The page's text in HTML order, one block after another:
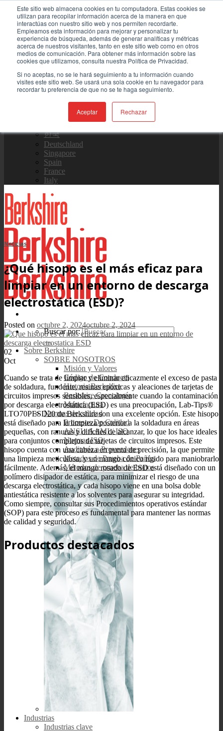
Este sitio web almacena cookies en tu computadora. Estas cookies se
utilizan para recopilar información acerca de la manera en que
interactúas con nuestro sitio web y nos permiten recordarte.
Empleamos esta información para mejorar y personalizar tu
experiencia de búsqueda, además de generar analíticas y métricas
acerca de nuestros visitantes, tanto en este sitio web como en otros
medios de comunicación. Para obtener más información sobre las
cookies que utilizamos, consulta nuestra Política de Privacidad.
Si no aceptas, no se le hará seguimiento a tu información cuando
visites este sitio web. Se usará una sola cookie en tu navegador para
recordar tu preferencia de que no se te haga seguimiento.
Aceptar Rechazar
Skip to content
Contáctenos
Equipo de Ventas
Global
한국
Deutschland
Singapore
Spain
France
Italy
Buscar por:
Sobre Berkshire
SOBRE NOSOTROS
Misión y Valores
Código de Conducta
Historia Berkshire
Berkshire Cronología
Manufactura
Normas de calidad
Procesos De Calidad
ANSI / AAMI / ISO
Normas ISO
Auditoría a Proveedores
Metodos de Prueba de Paños
Métodos de prueba de bonos
Industrias
Industrias clave
Noticias
¿Qué hisopo es el más eficaz para
limpiar en un entorno de descarga
electrostática (ESD)?
Posted on octubre 2, 2024octubre 2, 2024
02
Oct
Cuando se trata de limpiar y eliminar eficazmente el exceso de pasta
de soldadura, fundente, resinas epóxicas y aleaciones de tarjetas de
circuitos impresos sensibles, especialmente cuando la contaminación
por descarga electrostática (ESD) es una preocupación, Lab-Tips®
LTO70PESD20 de Berkshire son una excelente opción. Este hisopo
está diseñado para la limpieza posterior a la soldadura en áreas
pequeñas, con ranuras y difíciles de alcanzar, lo que los hace ideales
para conjuntos complejos de tarjetas de circuitos impresos. Este
hisopo cuenta con una cabeza en punta de precisión, la que permite
una limpieza meticulosa, y un mango cónico rígido para maniobrarlo
fácilmente. Además, el mango rosado de ESD está diseñado con un
polímero disipador de estática, para minimizar el riesgo de una
descarga electrostática, y cada hisopo viene en una bolsa doble
antiestática resistente a los solventes para asegurar su integridad.
Como siempre, consultar sus Procedimientos operativos estándar
(SOP) para este proceso es fundamental para mantener las normas
de calidad y seguridad.
Productos destacados